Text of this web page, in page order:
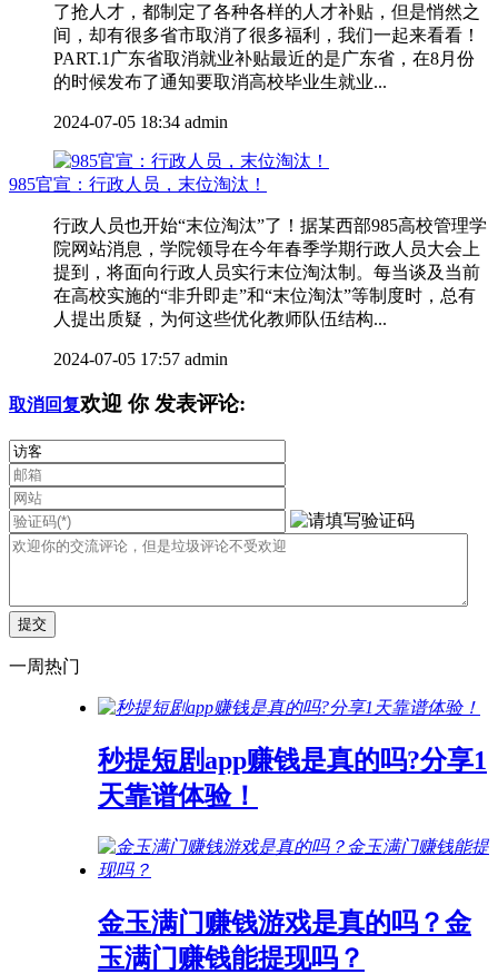
了抢人才，都制定了各种各样的人才补贴，但是悄然之
间，却有很多省市取消了很多福利，我们一起来看看！
PART.1广东省取消就业补贴最近的是广东省，在8月份
的时候发布了通知要取消高校毕业生就业...
2024-07-05 18:34 admin
985官宣：行政人员，末位淘汰！
行政人员也开始“末位淘汰”了！据某西部985高校管理学
院网站消息，学院领导在今年春季学期行政人员大会上
提到，将面向行政人员实行末位淘汰制。每当谈及当前
在高校实施的“非升即走”和“末位淘汰”等制度时，总有
人提出质疑，为何这些优化教师队伍结构...
2024-07-05 17:57 admin
取消回复欢迎 你发表评论:
一周热门
秒提短剧app赚钱是真的吗?分享1
天靠谱体验！
金玉满门赚钱游戏是真的吗？金
玉满门赚钱能提现吗？